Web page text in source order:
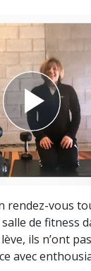
rendez-vous
de fitness
ils n’ont
avec